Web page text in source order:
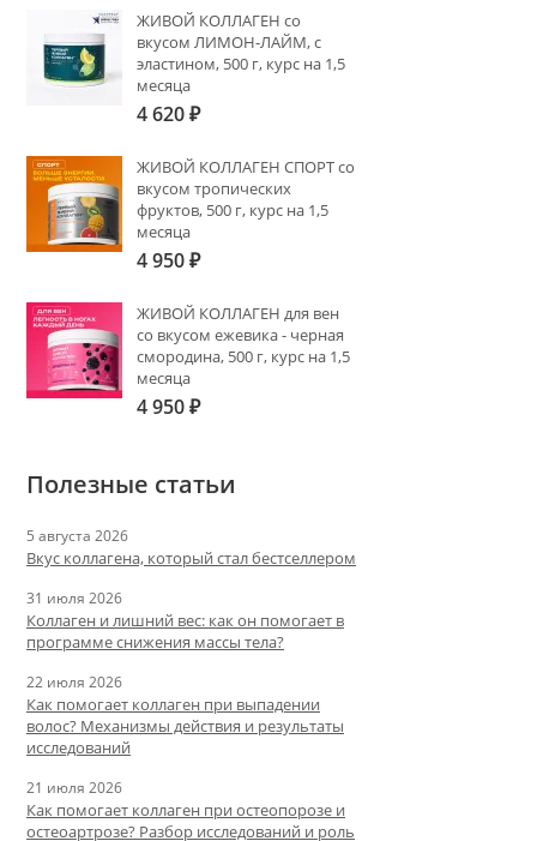
ЖИВОЙ КОЛЛАГЕН со
вкусом ЛИМОН-ЛАЙМ, с
эластином, 500 г, курс на 1,5
месяца
4 620₽
ЖИВОЙ КОЛЛАГЕН СПОРТ со
вкусом тропических
фруктов, 500 г, курс на 1,5
месяца
4 950₽
ЖИВОЙ КОЛЛАГЕН для вен
со вкусом ежевика - черная
смородина, 500 г, курс на 1,5
месяца
4 950₽
Полезные статьи
5 августа 2026
Вкус коллагена, который стал бестселлером
31 июля 2026
Коллаген и лишний вес: как он помогает в
программе снижения массы тела?
22 июля 2026
Как помогает коллаген при выпадении
волос? Механизмы действия и результаты
исследований
21 июля 2026
Как помогает коллаген при остеопорозе и
остеоартрозе? Разбор исследований и роль